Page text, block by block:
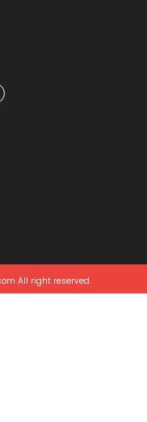
All right reserved.